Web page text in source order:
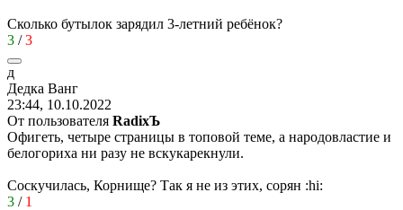
Сколько бутылок зарядил 3-летний ребёнок?
3 /3
д
Дедка Ванг
23:44, 10.10.2022
От пользователя RаdixЪ
Офигеть, четыре страницы в топовой теме, а народовластие и
белогориха ни разу не вскукарекнули.
Соскучилась, Корнище? Так я не из этих, сорян :hi:
3 / 1